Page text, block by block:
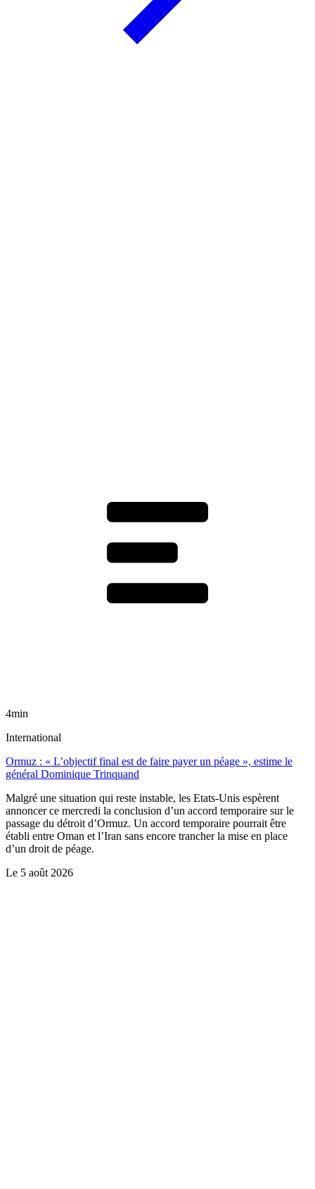
4min
International
Ormuz : « L’objectif final est de faire payer un péage », estime le
général Dominique Trinquand
Malgré une situation qui reste instable, les Etats-Unis espèrent
annoncer ce mercredi la conclusion d’un accord temporaire sur le
passage du détroit d’Ormuz. Un accord temporaire pourrait être
établi entre Oman et l’Iran sans encore trancher la mise en place
d’un droit de péage.
Le 5 août 2026